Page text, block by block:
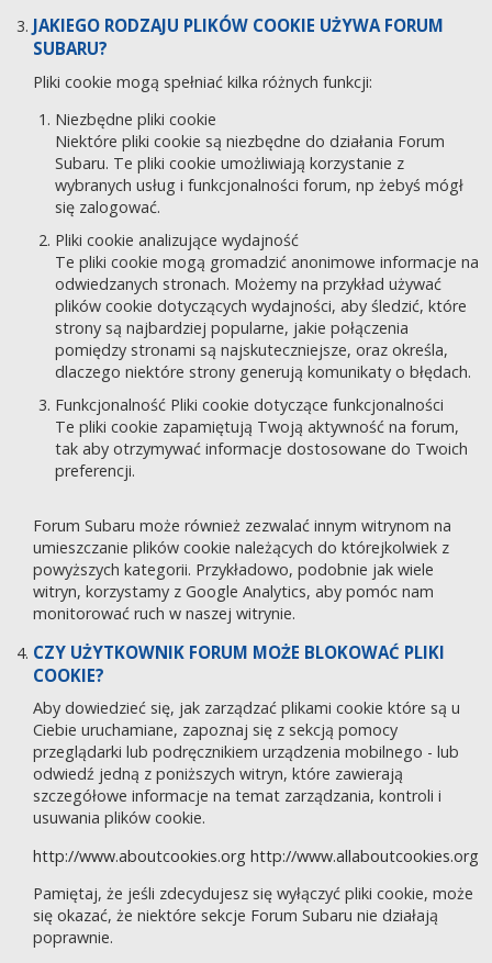
JAKIEGO RODZAJU PLIKÓW COOKIE UŻYWA FORUM
SUBARU?
Pliki cookie mogą spełniać kilka różnych funkcji:
Niezbędne pliki cookie
Niektóre pliki cookie są niezbędne do działania Forum
Subaru. Te pliki cookie umożliwiają korzystanie z
wybranych usług i funkcjonalności forum, np żebyś mógł
się zalogować.
Pliki cookie analizujące wydajność
Te pliki cookie mogą gromadzić anonimowe informacje na
odwiedzanych stronach. Możemy na przykład używać
plików cookie dotyczących wydajności, aby śledzić, które
strony są najbardziej popularne, jakie połączenia
pomiędzy stronami są najskuteczniejsze, oraz określa,
dlaczego niektóre strony generują komunikaty o błędach.
Funkcjonalność Pliki cookie dotyczące funkcjonalności
Te pliki cookie zapamiętują Twoją aktywność na forum,
tak aby otrzymywać informacje dostosowane do Twoich
preferencji.
Forum Subaru może również zezwalać innym witrynom na
umieszczanie plików cookie należących do którejkolwiek z
powyższych kategorii. Przykładowo, podobnie jak wiele
witryn, korzystamy z Google Analytics, aby pomóc nam
monitorować ruch w naszej witrynie.
CZY UŻYTKOWNIK FORUM MOŻE BLOKOWAĆ PLIKI
COOKIE?
Aby dowiedzieć się, jak zarządzać plikami cookie które są u
Ciebie uruchamiane, zapoznaj się z sekcją pomocy
przeglądarki lub podręcznikiem urządzenia mobilnego - lub
odwiedź jedną z poniższych witryn, które zawierają
szczegółowe informacje na temat zarządzania, kontroli i
usuwania plików cookie.
http://www.aboutcookies.org http://www.allaboutcookies.org
Pamiętaj, że jeśli zdecydujesz się wyłączyć pliki cookie, może
się okazać, że niektóre sekcje Forum Subaru nie działają
poprawnie.